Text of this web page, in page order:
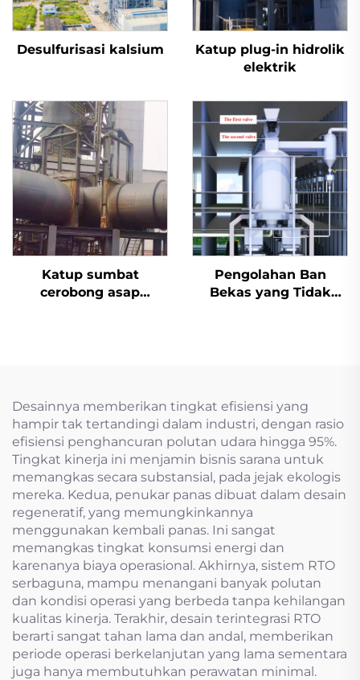
Desulfurisasi kalsium
Katup plug-in hidrolik
elektrik
Katup sumbat
cerobong asap
Pengolahan Ban
Bekas yang Tidak
Desainnya memberikan tingkat efisiensi yang
hampir tak tertandingi dalam industri, dengan rasio
efisiensi penghancuran polutan udara hingga 95%.
Tingkat kinerja ini menjamin bisnis sarana untuk
memangkas secara substansial, pada jejak ekologis
mereka. Kedua, penukar panas dibuat dalam desain
regeneratif, yang memungkinkannya
menggunakan kembali panas. Ini sangat
memangkas tingkat konsumsi energi dan
karenanya biaya operasional. Akhirnya, sistem RTO
serbaguna, mampu menangani banyak polutan
dan kondisi operasi yang berbeda tanpa kehilangan
kualitas kinerja. Terakhir, desain terintegrasi RTO
berarti sangat tahan lama dan andal, memberikan
periode operasi berkelanjutan yang lama sementara
juga hanya membutuhkan perawatan minimal.